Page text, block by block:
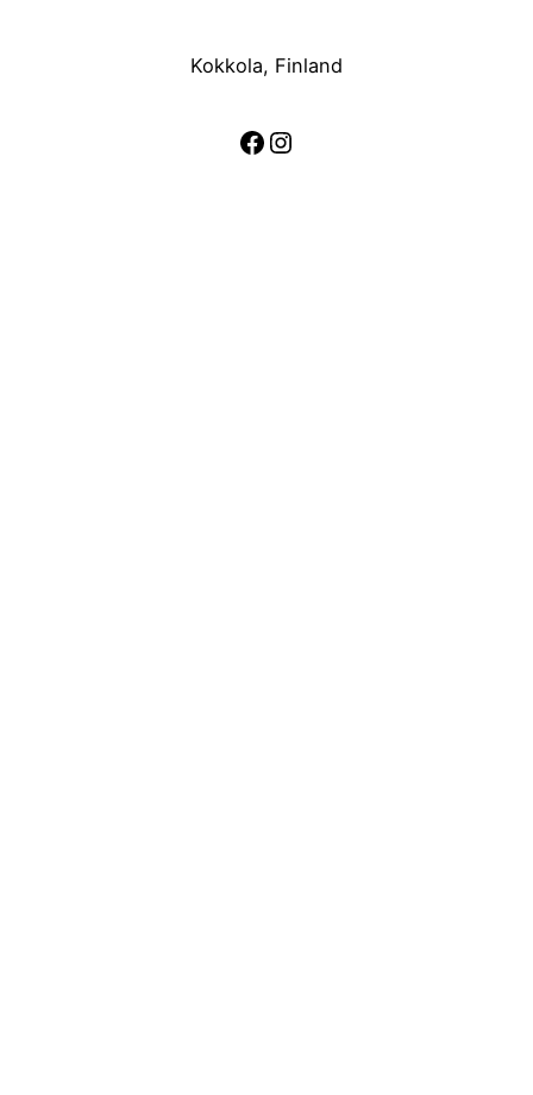
Kokkola, Finland
Facebook
Instagram